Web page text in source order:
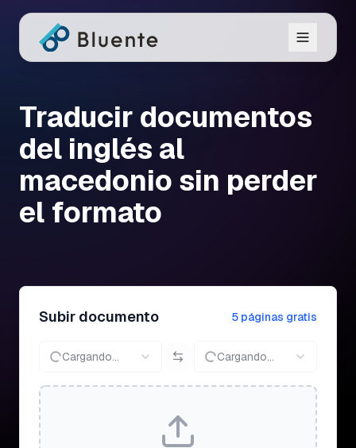
Traducir documentos
del inglés al
macedonio sin perder
el formato
Subir documento 5 páginas gratis
Cargando... Cargando...